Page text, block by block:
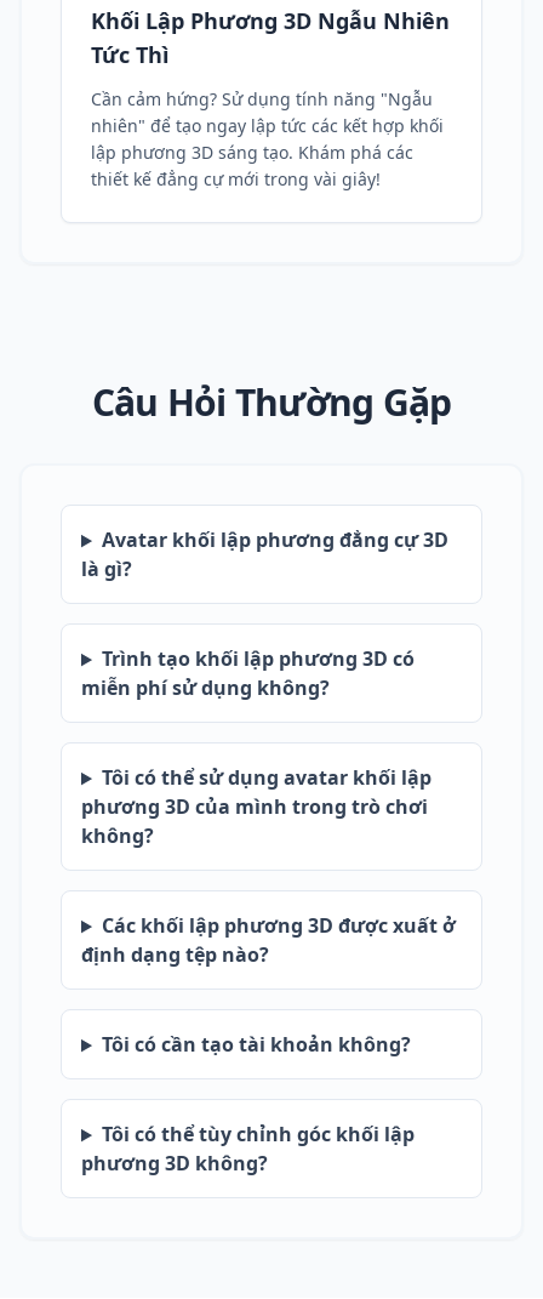
Khối Lập Phương 3D Ngẫu Nhiên
Tức Thì
Cần cảm hứng? Sử dụng tính năng "Ngẫu
nhiên" để tạo ngay lập tức các kết hợp khối
lập phương 3D sáng tạo. Khám phá các
thiết kế đẳng cự mới trong vài giây!
Câu Hỏi Thường Gặp
Avatar khối lập phương đẳng cự 3D
là gì?
Trình tạo khối lập phương 3D có
miễn phí sử dụng không?
Tôi có thể sử dụng avatar khối lập
phương 3D của mình trong trò chơi
không?
Các khối lập phương 3D được xuất ở
định dạng tệp nào?
Tôi có cần tạo tài khoản không?
Tôi có thể tùy chỉnh góc khối lập
phương 3D không?